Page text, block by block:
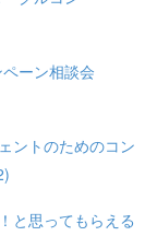
ーン相談会
ントのためのコン
と思ってもらえる